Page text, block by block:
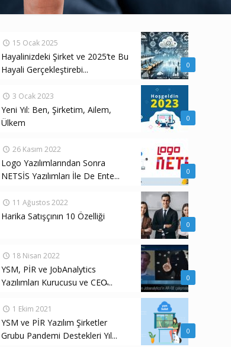
0
15 Ocak 2025
Hayalinizdeki Şirket ve 2025’te Bu
Hayali Gerçekleştirebi...
0
3 Ocak 2023
Yeni Yıl: Ben, Şirketim, Ailem,
Ülkem
0
26 Kasım 2022
Logo Yazılımlarından Sonra
NETSİS Yazılımları İle De Ente...
0
11 Ağustos 2022
Harika Satışçının 10 Özelliği
0
18 Nisan 2022
YSM, PİR ve JobAnalytics
Yazılımları Kurucusu ve CEO̵...
0
1 Ekim 2021
YSM ve PİR Yazılım Şirketler
Grubu Pandemi Destekleri Yıl...